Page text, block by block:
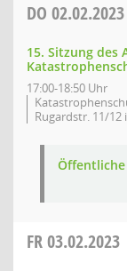
DO 02.02.2023
15. Sitzung des
17:00-18:50 Uhr
Rugardstr. 11/12
FR03.02.2023